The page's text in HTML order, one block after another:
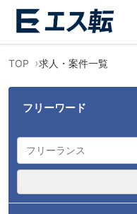
TOP 求人・案件一覧
フリーワード